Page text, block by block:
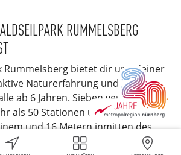
RUMMELSBERG
Rummelsberg bietet dir und deiner
Naturerfahrung und
ab 6 Jahren. Sieben verschiedene
als 50 Stationen und in einer
und 16 Metern inmitten des
werden Jung und Alt